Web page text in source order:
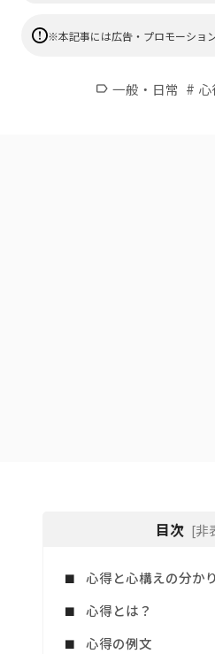
※本記事には広告・プロモーショ
label 一般・日常 #
目次 [非
心得と心構えの分か
心得とは？
心得の例文